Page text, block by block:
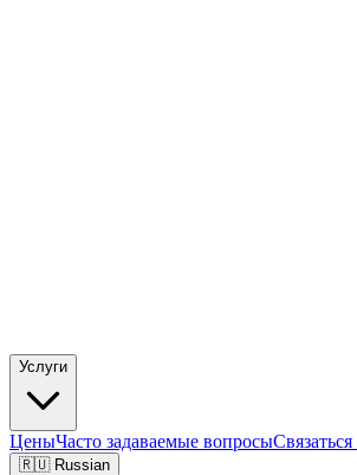
Услуги
ЦеныЧасто задаваемые вопросы
🇷🇺 Russian